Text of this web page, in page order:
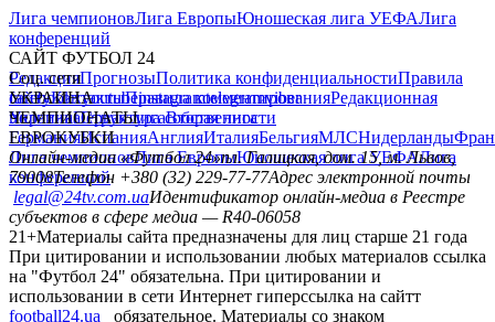
Лига чемпионовЛига ЕвропыЮношеская лига УЕФАЛига
конференций
САЙТ ФУТБОЛ 24
РедакцияПрогнозыПолитика конфиденциальностиПравила
сайтуКонтактыПравила комментированияРедакционная
политикаСтруктура собственности
Соц. сети
facebookxyoutubeinstagramtelegramviber
УКРАИНА
УкраинаПервая лигаВторая лига
ЧЕМПИОНАТЫ
ГерманияИспанияАнглияИталияБельгияМЛСНидерланды
ЕВРОКУБКИ
Лига чемпионовЛига ЕвропыЮношеская лига УЕФАЛига
конференций
Онлайн-медиа «Футбол 24»пл. Галицкая, дом. 15, м. Львов,
79008Телефон +380 (32) 229-77-77Адрес электронной почты
legal@24tv.com.uaИдентификатор онлайн-медиа в Реестре
субъектов в сфере медиа — R40-06058
21+Материалы сайта предназначены для лиц старше 21 года
При цитировании и использовании любых материалов ссылка
на "Футбол 24" обязательна. При цитировании и
использовании в сети Интернет гиперссылка на сайтт
football24.ua
обязательное. Материалы со знаком